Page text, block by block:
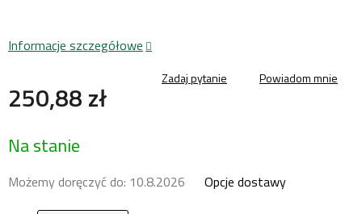
250,88 zł
jednostkowa:
Na stanie
Możemy doręczyć do: 10.8.2026 Opcje dostawy
Informacje szczegółowe
Zadaj pytanie Powiadom mnie